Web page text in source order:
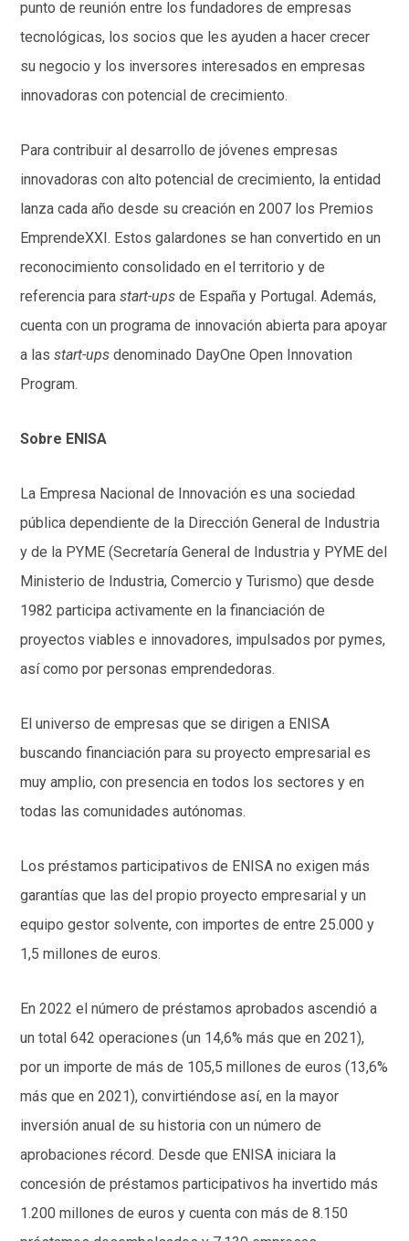
punto de reunión entre los fundadores de empresas
tecnológicas, los socios que les ayuden a hacer crecer
su negocio y los inversores interesados en empresas
innovadoras con potencial de crecimiento.
Para contribuir al desarrollo de jóvenes empresas
innovadoras con alto potencial de crecimiento, la entidad
lanza cada año desde su creación en 2007 los Premios
EmprendeXXI. Estos galardones se han convertido en un
reconocimiento consolidado en el territorio y de
referencia parastart-ups de España y Portugal. Además,
cuenta con un programa de innovación abierta para apoyar
a lasstart-ups denominado DayOne Open Innovation
Program.
Sobre ENISA
La Empresa Nacional de Innovación es una sociedad
pública dependiente de la Dirección General de Industria
y de la PYME (Secretaría General de Industria y PYME del
Ministerio de Industria, Comercio y Turismo) que desde
1982 participa activamente en la financiación de
proyectos viables e innovadores, impulsados por pymes,
así como por personas emprendedoras.
El universo de empresas que se dirigen a ENISA
buscando financiación para su proyecto empresarial es
muy amplio, con presencia en todos los sectores y en
todas las comunidades autónomas.
Los préstamos participativos de ENISA no exigen más
garantías que las del propio proyecto empresarial y un
equipo gestor solvente, con importes de entre 25.000 y
1,5 millones de euros.
En 2022 el número de préstamos aprobados ascendió a
un total 642 operaciones (un 14,6% más que en 2021),
por un importe de más de 105,5 millones de euros (13,6%
más que en 2021), convirtiéndose así, en la mayor
inversión anual de su historia con un número de
aprobaciones récord. Desde que ENISA iniciara la
concesión de préstamos participativos ha invertido más
1.200 millones de euros y cuenta con más de 8.150